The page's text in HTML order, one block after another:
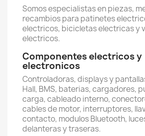
Somos especialistas en piezas,
recambios para patinetes
electricos, bicicletas electricas y
electricos.
Componentes electricos y
electronicos
Controladoras, displays y
Hall, BMS, baterias, cargadores,
carga, cableado interno,
cables de motor, interruptores,
contacto, modulos Bluetooth,
delanteras y traseras.